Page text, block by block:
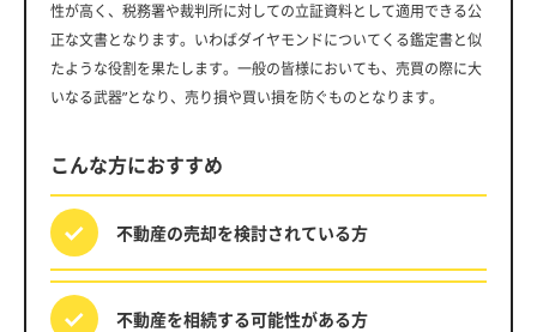
性が高く、税務署や裁判所に対しての立証資料として適用できる公
正な文書となります。いわばダイヤモンドについてくる鑑定書と似
たような役割を果たします。一般の皆様においても、売買の際に大
いなる武器”となり、売り損や買い損を防ぐものとなります。
こんな方におすすめ
不動産の売却を検討されている方
不動産を相続する可能性がある方